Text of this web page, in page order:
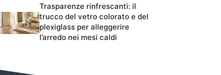
Trasparenze rinfrescanti: il
trucco del vetro colorato e del
plexiglass per alleggerire
l’arredo nei mesi caldi